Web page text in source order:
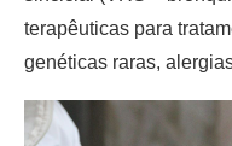
terapêuticas para
genéticas raras,